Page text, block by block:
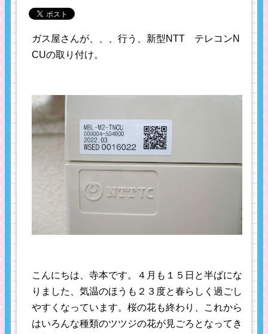
ガス屋さんが、、、行う、新型NTT テレコンN
CUの取り付け。
こんにちは、寺本です。４月も１５日と半ばにな
りました、気温のほうも２３度と春らしく過ごし
やすくなっています。桜の花も終わり、これから
はいろんな種類のツツジの花が見ごろとなってき